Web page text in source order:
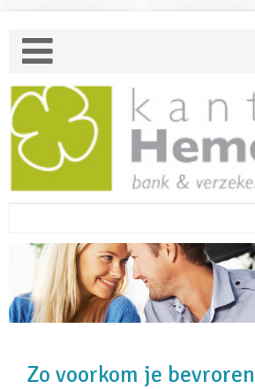
Zo voorkom je bevroren